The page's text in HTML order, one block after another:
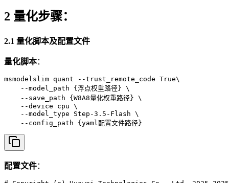
2 量化步骤：
2.1 量化脚本及配置文件
量化脚本：
msmodelslim quant --trust_remote_code True\
    --model_path {浮点权重路径} \
    --save_path {W8A8量化权重路径} \
    --device cpu \
    --model_type Step-3.5-Flash \
    --config_path {yaml配置文件路径}
配置文件：